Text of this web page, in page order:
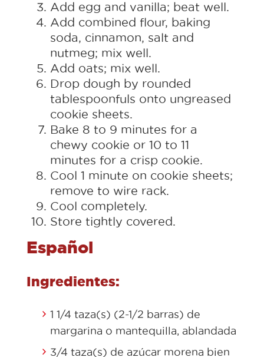
Add egg and vanilla; beat well.
Add combined flour, baking
soda, cinnamon, salt and
nutmeg; mix well.
Add oats; mix well.
Drop dough by rounded
tablespoonfuls onto ungreased
cookie sheets.
Bake 8 to 9 minutes for a
chewy cookie or 10 to 11
minutes for a crisp cookie.
Cool 1 minute on cookie sheets;
remove to wire rack.
Cool completely.
Store tightly covered.
Español
Ingredientes:
1 1/4 taza(s) (2-1/2 barras) de
margarina o mantequilla, ablandada
3/4 taza(s) de azúcar morena bien